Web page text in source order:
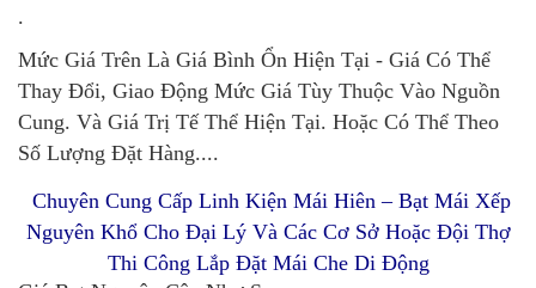
.
Mức Giá Trên Là Giá Bình Ổn Hiện Tại - Giá Có Thể
Thay Đổi, Giao Động Mức Giá Tùy Thuộc Vào Nguồn
Cung. Và Giá Trị Tế Thể Hiện Tại. Hoặc Có Thể Theo
Số Lượng Đặt Hàng....
Chuyên Cung Cấp Linh Kiện Mái Hiên – Bạt Mái Xếp
Nguyên Khổ Cho Đại Lý Và Các Cơ Sở Hoặc Đội Thợ
Thi Công Lắp Đặt Mái Che Di Động